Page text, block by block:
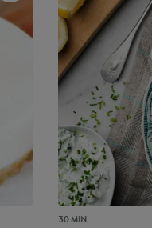
30 MIN